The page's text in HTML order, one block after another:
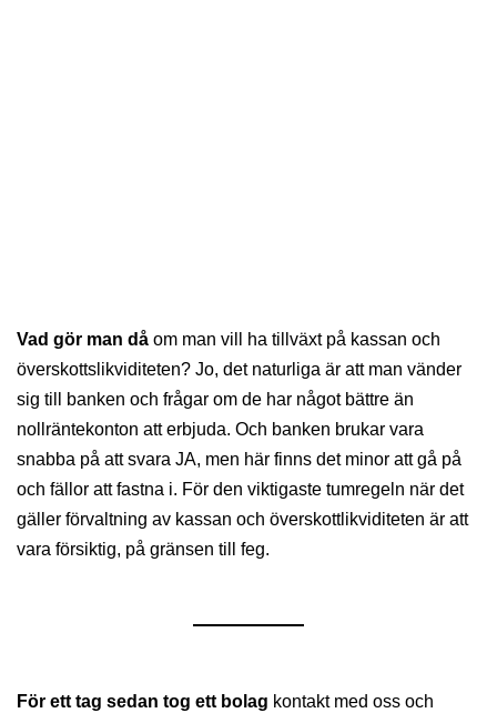
Vad gör man dåom man vill ha tillväxt på kassan och
överskottslikviditeten? Jo, det naturliga är att man vänder
sig till banken och frågar om de har något bättre än
nollräntekonton att erbjuda. Och banken brukar vara
snabba på att svara JA, men här finns det minor att gå på
och fällor att fastna i. För den viktigaste tumregeln när det
gäller förvaltning av kassan och överskottlikviditeten är att
vara försiktig, på gränsen till feg.
För ett tag sedan tog ett bolag kontakt med oss och